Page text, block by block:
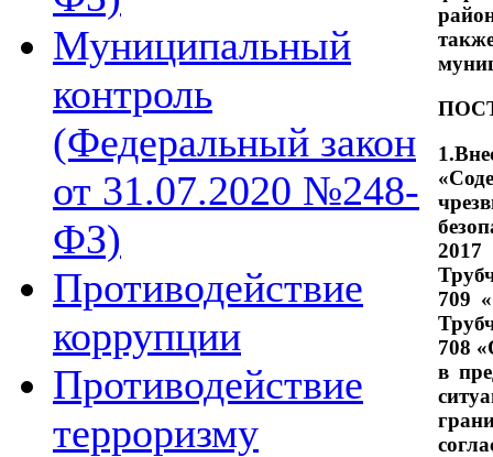
Муниципальный
контроль
(Федеральный закон
от 31.07.2020 №248-
ФЗ)
Противодействие
коррупции
Противодействие
терроризму
2017
709
708
в